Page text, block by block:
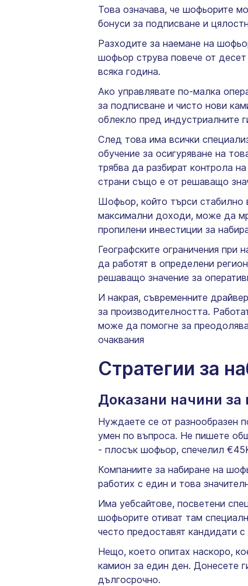
Това означава, че шофьорите
бонуси за подписване и
Разходите за наемане на
шофьор струва повече от
всяка година.
Ако управлявате по-малка
за подписване и чисто нови
облекло пред индустриалните
След това има всички
обучение за осигуряване на
трябва да разбират контрола
страни също е от решаващо
Шофьор, който търси стабилно
максимални доходи, може да
пропилени инвестиции за
Географските ограничения
да работят в определени
решаващо значение за
И накрая, съвременните
за производителността.
може да помогне за
очаквания
Стратегии за
Доказани начини
Нуждаете се от разнообразен
умен по въпроса. Не пишете
- плосък шофьор, спечелил
Компаниите за набиране на
работих с един и това
Има уебсайтове, посветени
шофьорите отиват там
често предоставят кандидати
Нещо, което опитах наскоро,
камион за един ден. Донесете
дългосрочно.